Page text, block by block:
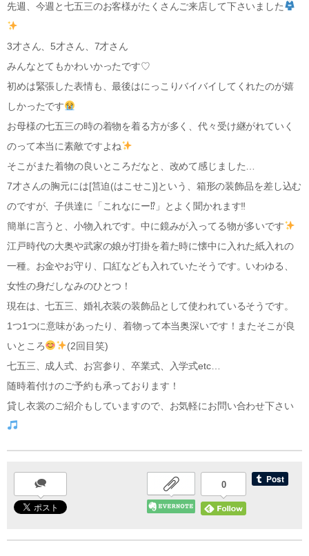
先週、今週と七五三のお客様がたくさんご来店して下さいました
3才さん、5才さん、7才さん
みんなとてもかわいかったです♡
初めは緊張した表情も、最後はにっこりバイバイしてくれたのが嬉
しかったです
お母様の七五三の時の着物を着る方が多く、代々受け継がれていく
のって本当に素敵ですよね
そこがまた着物の良いところだなと、改めて感じました…
7才さんの胸元には[筥迫(はこせこ)]という、箱形の装飾品を差し込む
のですが、子供達に「これなにー⁉︎」とよく聞かれます‼︎
簡単に言うと、小物入れです。中に鏡みが入ってる物が多いです
江戸時代の大奥や武家の娘が打掛を着た時に懐中に入れた紙入れの
一種。お金やお守り、口紅なども入れていたそうです。いわゆる、
女性の身だしなみのひとつ！
現在は、七五三、婚礼衣装の装飾品として使われているそうです。
1つ1つに意味があったり、着物って本当奥深いです！またそこが良
いところ
(2回目笑)
七五三、成人式、お宮参り、卒業式、入学式etc…
随時着付けのご予約も承っております！
貸し衣裳のご紹介もしていますので、お気軽にお問い合わせ下さい
0